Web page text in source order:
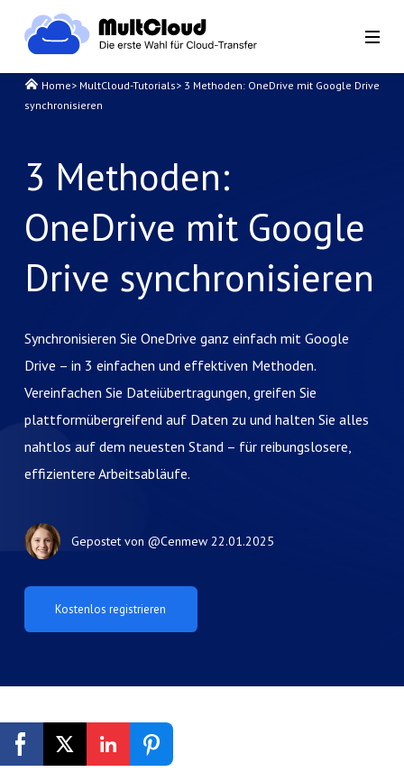
Home> MultCloud-Tutorials> 3 Methoden: OneDrive mit Google Drive
synchronisieren
3 Methoden:
OneDrive mit Google
Drive synchronisieren
Synchronisieren Sie OneDrive ganz einfach mit Google
Drive – in 3 einfachen und effektiven Methoden.
Vereinfachen Sie Dateiübertragungen, greifen Sie
plattformübergreifend auf Daten zu und halten Sie alles
nahtlos auf dem neuesten Stand – für reibungslosere,
effizientere Arbeitsabläufe.
Kostenlos registrieren
Gepostet von @Cenmew 22.01.2025